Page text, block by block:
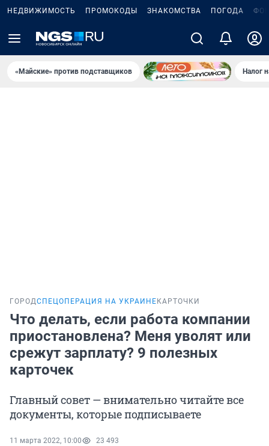
НЕДВИЖИМОСТЬ ПРОМОКОДЫ ЗНАКОМСТВА ПОГОДА
«Майские» против подставщиков Налог
ГОРОДСПЕЦОПЕРАЦИЯ НА УКРАИНЕ КАРТОЧКИ
Что делать, если работа компании
приостановлена? Меня уволят или
срежут зарплату? 9 полезных
карточек
Главный совет — внимательно читайте все
документы, которые подписываете
11 марта 2022, 10:00 23 493